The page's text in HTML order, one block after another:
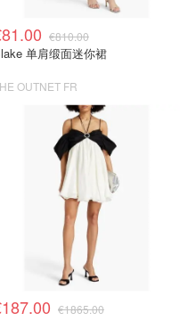
€810.00
单肩缎面迷你裙
OUTNET FR
€1865.00